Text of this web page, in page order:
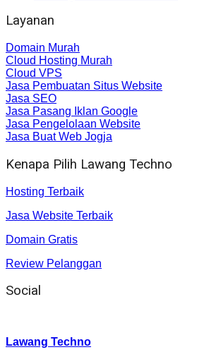
Layanan
Domain Murah
Cloud Hosting Murah
Cloud VPS
Jasa Pembuatan Situs Website
Jasa SEO
Jasa Pasang Iklan Google
Jasa Pengelolaan Website
Jasa Buat Web Jogja
Kenapa Pilih Lawang Techno
Hosting Terbaik
Jasa Website Terbaik
Domain Gratis
Review Pelanggan
Social
Lawang Techno